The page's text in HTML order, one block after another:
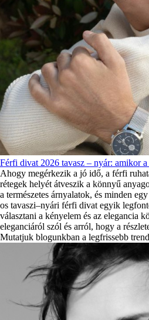
Férfi divat 2026 tavasz – nyár: amikor
Ahogy megérkezik a jó idő, a férfi
rétegek helyét átveszik a könnyű
a természetes árnyalatok, és minden
os tavaszi–nyári férfi divat egyik
választani a kényelem és az elegancia
eleganciáról szól és arról, hogy a
Mutatjuk blogunkban a legfrissebb